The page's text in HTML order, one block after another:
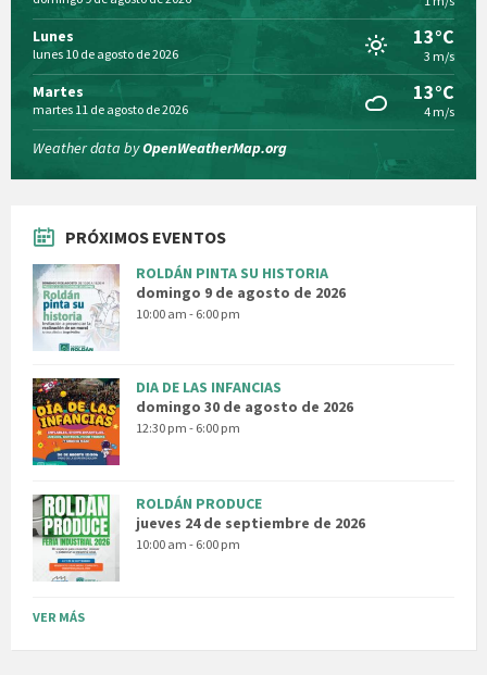
Lunes
lunes 10 de agosto de 2026
13°C
3 m/s
Martes
martes 11 de agosto de 2026
13°C
4 m/s
Weather data byOpenWeatherMap.org
PRÓXIMOS EVENTOS
ROLDÁN PINTA SU HISTORIA
domingo 9 de agosto de 2026
10:00 am - 6:00 pm
DIA DE LAS INFANCIAS
domingo 30 de agosto de 2026
12:30 pm - 6:00 pm
ROLDÁN PRODUCE
jueves 24 de septiembre de 2026
10:00 am - 6:00 pm
VER MÁS